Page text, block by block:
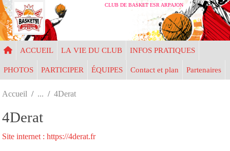
CLUB DE BASKET ESR ARPAJON
ACCUEIL LA VIE DU CLUB INFOS PRATIQUES
PHOTOS PARTICIPER ÉQUIPES Contact et plan Partenaires
Accueil 4Derat
4Derat
Site internet : https://4derat.fr
Panneau de gestion des cookies